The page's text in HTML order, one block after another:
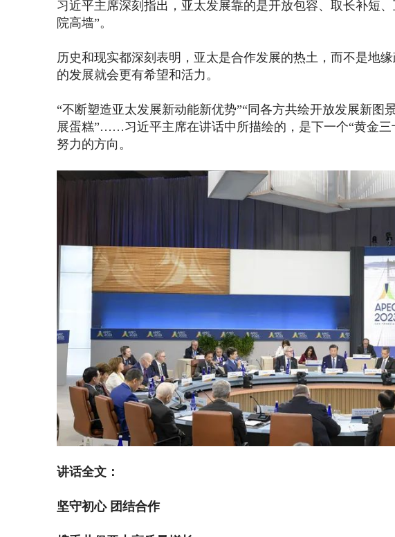
习近平主席深刻指出，亚太发展靠的是开放包容、取长补短
院高墙”。
历史和现实都深刻表明，亚太是合作发展的热土，而不是地
的发展就会更有希望和活力。
“不断塑造亚太发展新动能新优势”“同各方共绘开放发展新图
展蛋糕”……习近平主席在讲话中所描绘的，是下一个“黄金三
努力的方向。
讲话全文：
坚守初心 团结合作